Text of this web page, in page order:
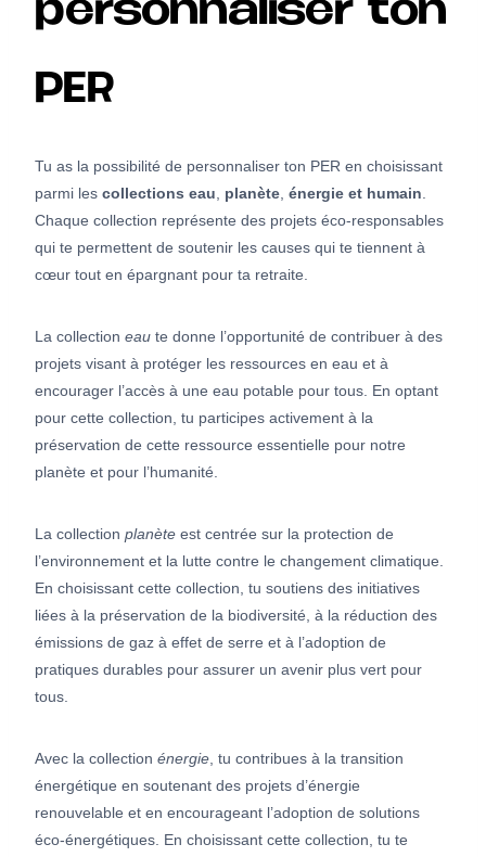
personnaliser ton
PER
Tu as la possibilité de personnaliser ton PER en choisissant
parmi les collections eau planète énergie et humain
Chaque collection représente des projets éco-responsables
qui te permettent de soutenir les causes qui te tiennent à
cœur tout en épargnant pour ta retraite.
La collection eau te donne l’opportunité de contribuer à des
projets visant à protéger les ressources en eau et à
encourager l’accès à une eau potable pour tous. En optant
pour cette collection, tu participes activement à la
préservation de cette ressource essentielle pour notre
planète et pour l’humanité.
La collection planète est centrée sur la protection de
l’environnement et la lutte contre le changement climatique.
En choisissant cette collection, tu soutiens des initiatives
liées à la préservation de la biodiversité, à la réduction des
émissions de gaz à effet de serre et à l’adoption de
pratiques durables pour assurer un avenir plus vert pour
tous.
Avec la collection énergie , tu contribues à la transition
énergétique en soutenant des projets d’énergie
renouvelable et en encourageant l’adoption de solutions
éco-énergétiques. En choisissant cette collection, tu te